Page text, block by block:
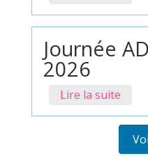
Journée
2026
Lire la suite